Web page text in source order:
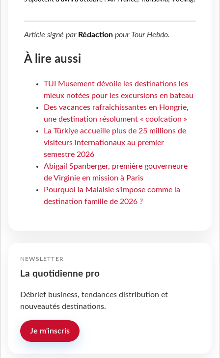
Article signé par Rédaction pour Tour Hebdo.
À lire aussi
TUI Musement dévoile les destinations les
mieux notées pour les excursions en bateau
Des vacances rafraîchissantes en Hongrie,
une destination résolument « coolcation »
La Türkiye accueille plus de 25 millions de
visiteurs internationaux au premier
semestre 2026
Abigail Spanberger, première gouverneure
de Virginie en mission à Paris
Pourquoi la Malaisie s'impose comme la
destination famille de 2026 ?
NEWSLETTER
La quotidienne pro
Débrief business, tendances distribution et
nouveautés destinations.
Je m'inscris